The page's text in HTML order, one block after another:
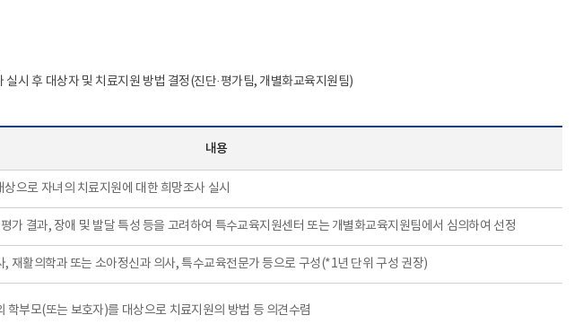
시 후 대상자 및 치료지원 방법 결정(진단·평가팀, 개별화교육지원팀)
내용
으로 자녀의 치료지원에 대한 희망조사 실시
가 결과, 장애 및 발달 특성 등을 고려하여 특수교육지원센터 또는 개별화교육지원팀에서 심의하여 선정
, 재활의학과 또는 소아정신과 의사, 특수교육전문가 등으로 구성(*1년 단위 구성 권장)
학부모(또는 보호자)를 대상으로 치료지원의 방법 등 의견수렴